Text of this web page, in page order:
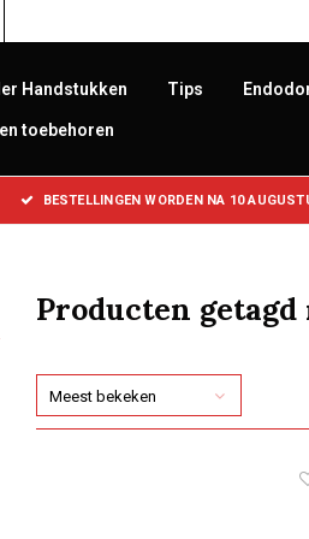
Handstukken Tips
toebehoren
BESTELLINGEN WORDEN NA 10
Producten getagd
Meest bekeken